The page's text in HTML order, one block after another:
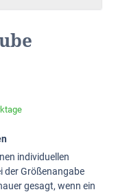
individuellen
der Größenangabe
gesagt, wenn ein